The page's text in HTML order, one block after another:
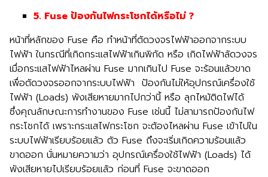
5. Fuse ป้องกันไฟกระโชกได้หรือไม่ ?
หน้าที่หลักของ Fuse คือ ทำหน้าที่ตัดวงจรไฟฟ้าออกจากระบบ
ไฟฟ้า ในกรณีที่เกิดกระแสไฟฟ้าเกินพิกัด หรือ เกิดไฟฟ้าลัดวงจร
เมื่อกระแสไฟฟ้าไหลผ่าน Fuse มากเกินไป Fuse จะร้อนแล้วขาด
เพื่อตัดวงจรออกจากระบบไฟฟ้า ป้องกันไม่ให้อุปกรณ์เครื่องใช้
ไฟฟ้า (Loads) พังเสียหายมากไปกว่านี้ หรือ ลุกไหม้ติดไฟได้
ซึ่งคุณลักษณะการทำงานของ Fuse เช่นนี้ ไม่สามารถป้องกันไฟ
กระโชกได้ เพราะกระแสไฟกระโชก จะต้องไหลผ่าน Fuse เข้าไปใน
ระบบไฟฟ้าเรียบร้อยแล้ว ตัว Fuse ถึงจะเริ่มเกิดความร้อนแล้ว
ขาดออก นั่นหมายความว่า อุปกรณ์เครื่องใช้ไฟฟ้า (Loads) ได้
พังเสียหายไปเรียบร้อยแล้ว ก่อนที่ Fuse จะขาดออก